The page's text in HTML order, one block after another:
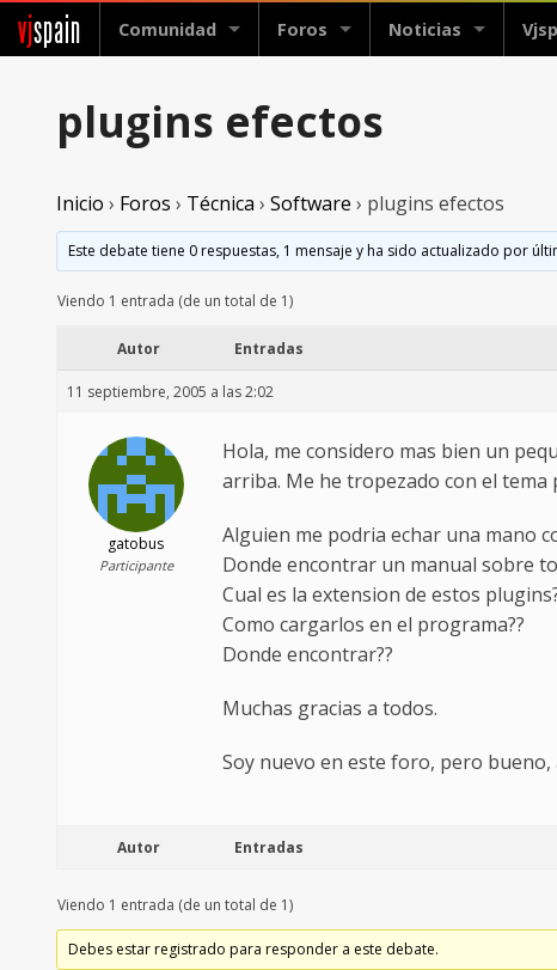
vjspain Comunidad Foros Noticias
plugins efectos
Inicio › Foros › Técnica › Software › plugins efectos
Este debate tiene 0 respuestas, 1 mensaje y ha sido actualizado por
Viendo 1 entrada (de un total de 1)
Autor Entradas
11 septiembre, 2005 a las 2:02
gatobus
Participante
Hola, me considero mas bien un
arriba. Me he tropezado con el tema
Alguien me podria echar una mano
Donde encontrar un manual sobre
Cual es la extension de estos
Como cargarlos en el programa??
Donde encontrar??
Muchas gracias a todos.
Soy nuevo en este foro, pero
Autor Entradas
Viendo 1 entrada (de un total de 1)
Debes estar registrado para responder a este debate.